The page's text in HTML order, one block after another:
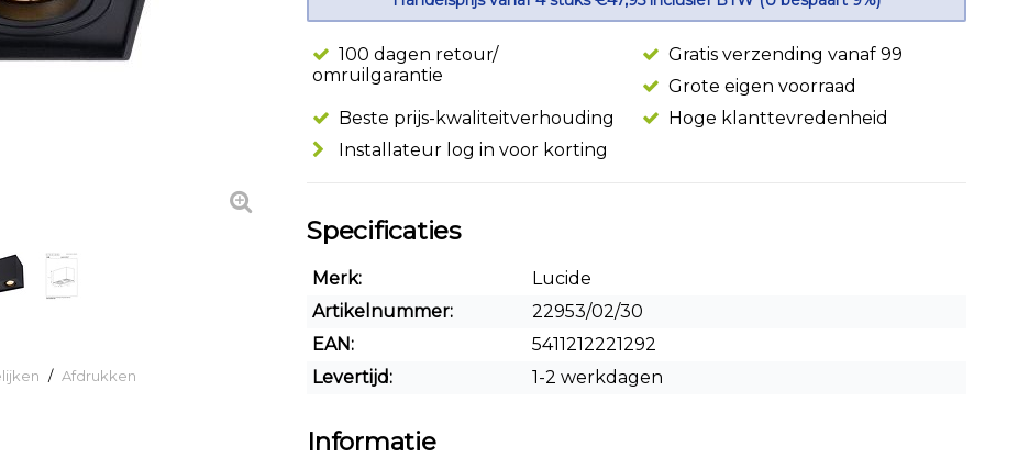
/ Afdrukken
100 dagen retour/
omruilgarantie
Gratis verzending vanaf 99
Grote eigen voorraad
Beste prijs-kwaliteitverhouding
Hoge klanttevredenheid
Installateur log in voor korting
Specificaties
Merk:
Lucide
Artikelnummer:
22953/02/30
EAN:
5411212221292
Levertijd:
1-2 werkdagen
Informatie